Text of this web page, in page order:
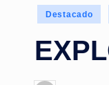
Publicado
Destacado